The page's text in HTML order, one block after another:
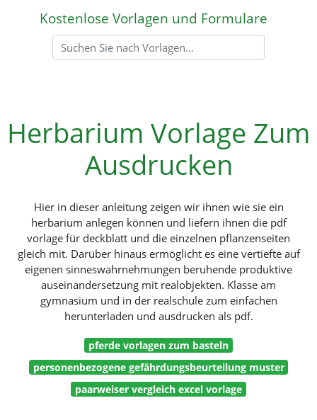
Kostenlose Vorlagen und Formulare
Herbarium Vorlage Zum
Ausdrucken
Hier in dieser anleitung zeigen wir ihnen wie sie ein
herbarium anlegen können und liefern ihnen die pdf
vorlage für deckblatt und die einzelnen pflanzenseiten
gleich mit. Darüber hinaus ermöglicht es eine vertiefte auf
eigenen sinneswahrnehmungen beruhende produktive
auseinandersetzung mit realobjekten. Klasse am
gymnasium und in der realschule zum einfachen
herunterladen und ausdrucken als pdf.
pferde vorlagen zum basteln
personenbezogene gefährdungsbeurteilung muster
paarweiser vergleich excel vorlage